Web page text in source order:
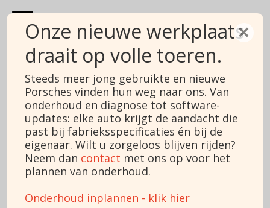
Specialized in
Porsche​
+3188 911 0356
Mail ons
×
Onze nieuwe werkplaats
draait op volle toeren.
Steeds meer jong gebruikte en nieuwe
Porsches vinden hun weg naar ons. Van
onderhoud en diagnose tot software-
updates: elke auto krijgt de aandacht die
past bij fabrieksspecificaties én bij de
eigenaar. Wilt u zorgeloos blijven rijden?
Neem dan contact met ons op voor het
plannen van onderhoud.
Onderhoud inplannen - klik hier